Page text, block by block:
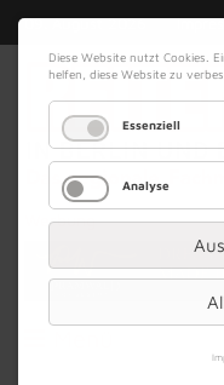
09. August 2026
Werbung
Diese Website nutzt Cookies.
helfen, diese Website zu
Essenziell
Analyse